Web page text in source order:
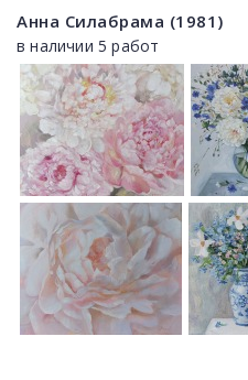
Анна Силабрама (1981)
в наличии 5 работ